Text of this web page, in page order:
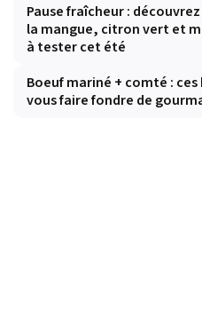
Pause fraîcheur :
la mangue, citron vert et
à tester cet été
Boeuf mariné + comté :
vous faire fondre de